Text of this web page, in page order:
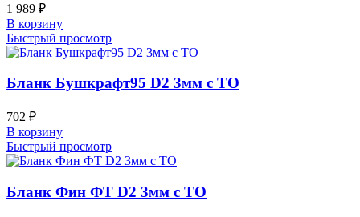
1 989 ₽
В корзину
Быстрый просмотр
Бланк Бушкрафт95 D2 3мм с ТО
702 ₽
В корзину
Быстрый просмотр
Бланк Фин ФТ D2 3мм с ТО